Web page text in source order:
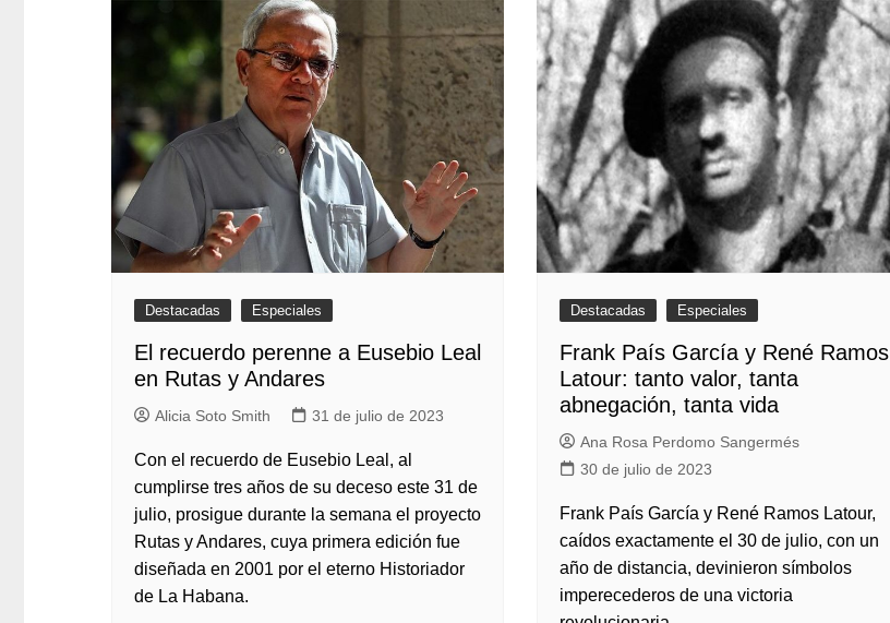
Destacadas Especiales
El recuerdo perenne a Eusebio Leal
en Rutas y Andares
Alicia Soto Smith 31 de julio de 2023
Con el recuerdo de Eusebio Leal, al
cumplirse tres años de su deceso este 31 de
julio, prosigue durante la semana el proyecto
Rutas y Andares, cuya primera edición fue
diseñada en 2001 por el eterno Historiador
de La Habana.
Destacadas Especiales
Frank País García y René Ramos
Latour: tanto valor, tanta
abnegación, tanta vida
Ana Rosa Perdomo Sangermés
30 de julio de 2023
Frank País García y René Ramos Latour,
caídos exactamente el 30 de julio, con un
año de distancia, devinieron símbolos
imperecederos de una victoria